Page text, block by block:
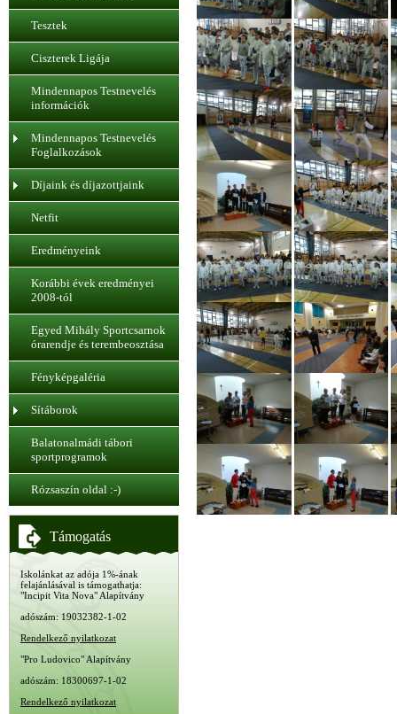
Tesztek
Ciszterek Ligája
Mindennapos Testnevelés
információk
Mindennapos Testnevelés
Foglalkozások
Díjaink és díjazottjaink
Netfit
Eredményeink
Korábbi évek eredményei
2008-tól
Egyed Mihály Sportcsarnok
órarendje és terembeosztása
Fényképgaléria
Sítáborok
Balatonalmádi tábori
sportprogramok
Rózsaszín oldal :-)
Támogatás
Iskolánkat az adója 1%-ának
felajánlásával is támogathatja:
"Incipit Vita Nova" Alapítvány
adószám: 19032382-1-02
Rendelkező nyilatkozat
"Pro Ludovico" Alapítvány
adószám: 18300697-1-02
Rendelkező nyilatkozat